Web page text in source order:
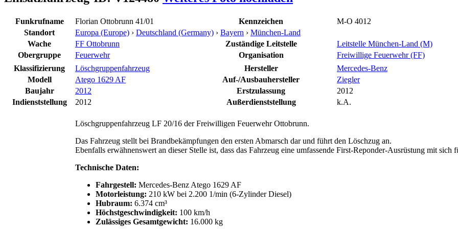
Funkrufname Florian Ottobrunn 41/01 Kennzeichen
M-O 4012
Standort
Europa (Europe) › Deutschland (Germany) › Bayern › München-Land
Wache
FF Ottobrunn Zuständige Leitstelle
Leitstelle München-Land (M)
Obergruppe
Feuerwehr Organisation
Freiwillige Feuerwehr (FF)
Klassifizierung
Löschgruppenfahrzeug Hersteller
Mercedes-Benz
Modell
Atego 1629 AF Auf-/Ausbauhersteller
Ziegler
Baujahr
2012 Erstzulassung
2012
Indienststellung
2012 Außerdienststellung k.A.
Löschgruppenfahrzeug LF 20/16 der Freiwilligen Feuerwehr Ottobrunn.
Das Fahrzeug stellt bei Brandbekämpfungen den ersten Abmarsch dar und führt den Löschzug an.
Ebenfalls erwähnenswert an dieser Stelle ist, dass das Fahrzeug eine umfassende First-Reponder-Ausrüstung mit sich
Technische Daten:
Fahrgestell: Mercedes-Benz Atego 1629 AF
Motorleistung: 210 kW bei 2.200 1/min (6-Zylinder Diesel)
Hubraum: 6.374 cm³
Höchstgeschwindigkeit: 100 km/h
Zulässiges Gesamtgewicht: 16.000 kg